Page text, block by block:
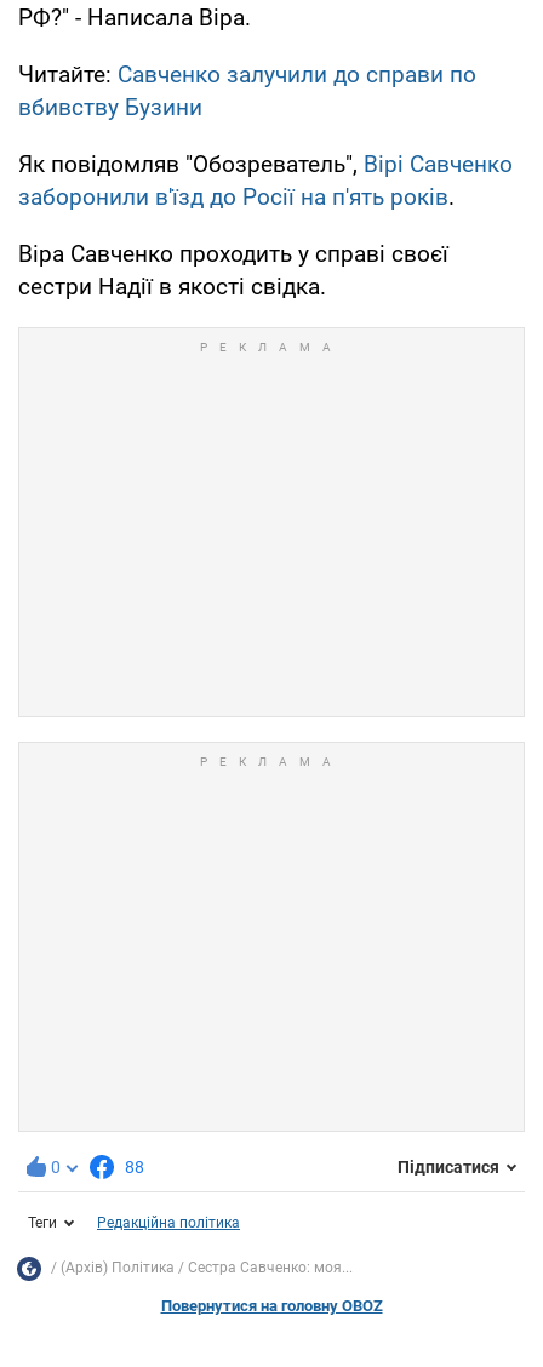
РФ?" - Написала Віра.
Читайте: Савченко залучили до справи по
вбивству Бузини
Як повідомляв "Обозреватель", Вірі Савченко
заборонили в'їзд до Росії на п'ять років.
Віра Савченко проходить у справі своєї
сестри Надії в якості свідка.
0 88 Підписатися
Теги Редакційна політика
(Архів) Політика Сестра Савченко: моя...
Повернутися на головну OBOZ